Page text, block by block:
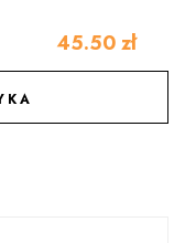
45.50 zł